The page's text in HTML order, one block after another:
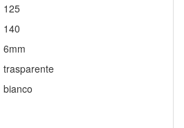
125
140
6mm
trasparente
bianco